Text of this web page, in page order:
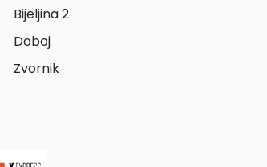
Bijeljina 2
Doboj
Zvornik